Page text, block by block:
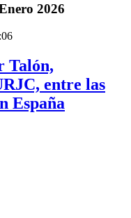
2026
Talón,
entre las
España